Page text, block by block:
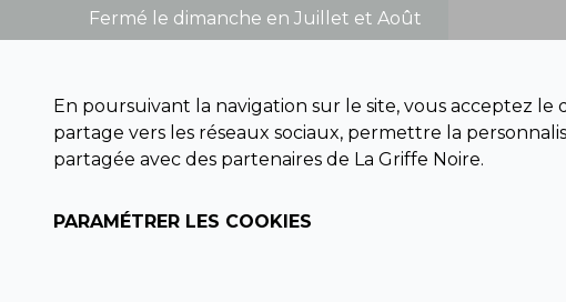
Fermé le dimanche en Juillet et Août
contact@la-griffe-noire.com
En poursuivant la navigation sur le site, vous acceptez
partage vers les réseaux sociaux, permettre la
partagée avec des partenaires de La Griffe Noire.
PARAMÉTRER LES COOKIES